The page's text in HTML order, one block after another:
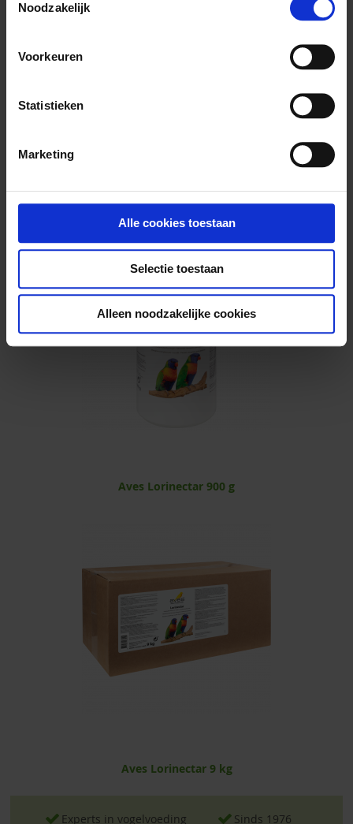
Noodzakelijk
Voorkeuren
Statistieken
Marketing
Alle cookies toestaan
Selectie toestaan
Alleen noodzakelijke cookies
Aves LoriDry 15 kg
Aves Lorinectar 900 g
Aves Lorinectar 9 kg
Experts in vogelvoeding Sinds 1976